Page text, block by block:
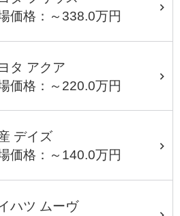
価格：～338.0万円
タ アクア
価格：～220.0万円
デイズ
価格：～140.0万円
ハツ ムーヴ